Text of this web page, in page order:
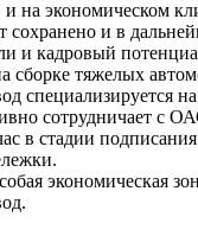
на экономическом
сохранено и в
и кадровый
сборке тяжелых
сотрудничает с
в стадии
экономическая